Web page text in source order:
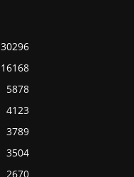
30296
16168
5878
4123
3789
3504
2670